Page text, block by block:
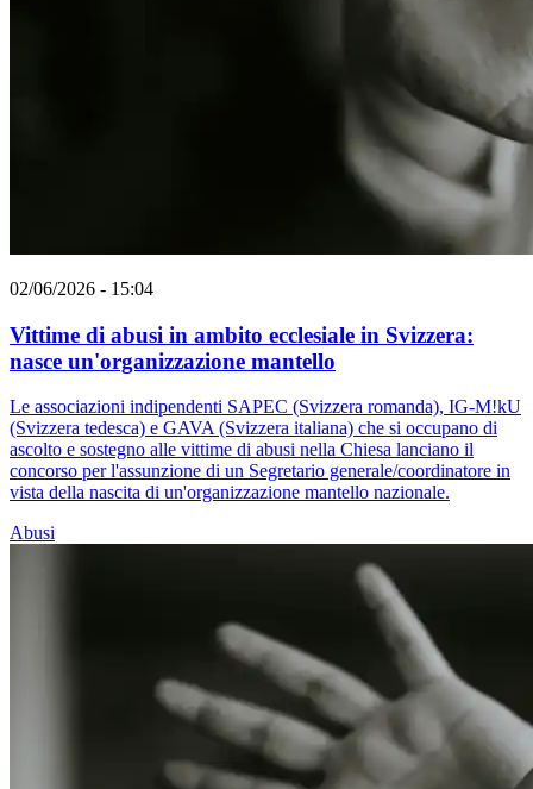
02/06/2026 - 15:04
Vittime di abusi in ambito ecclesiale in Svizzera:
nasce un'organizzazione mantello
Le associazioni indipendenti SAPEC (Svizzera romanda), IG-M!kU
(Svizzera tedesca) e GAVA (Svizzera italiana) che si occupano di
ascolto e sostegno alle vittime di abusi nella Chiesa lanciano il
concorso per l'assunzione di un Segretario generale/coordinatore in
vista della nascita di un'organizzazione mantello nazionale.
Abusi